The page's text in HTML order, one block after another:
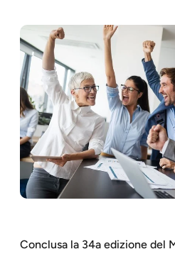
Conclusa la 34a edizione del